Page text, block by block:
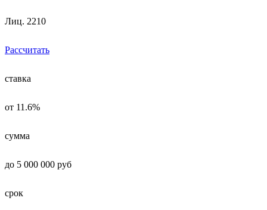
Лиц. 2210
Рассчитать
ставка
от 11.6%
сумма
до 5 000 000 руб
срок